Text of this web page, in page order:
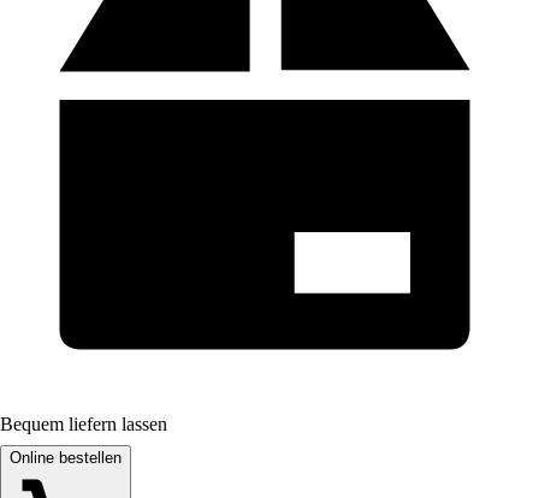
Bequem liefern lassen
Online bestellen